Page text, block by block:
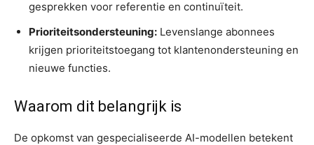
gesprekken voor referentie en continuïteit.
Prioriteitsondersteuning: Levenslange abonnees
krijgen prioriteitstoegang tot klantenondersteuning en
nieuwe functies.
Waarom dit belangrijk is
De opkomst van gespecialiseerde AI-modellen betekent